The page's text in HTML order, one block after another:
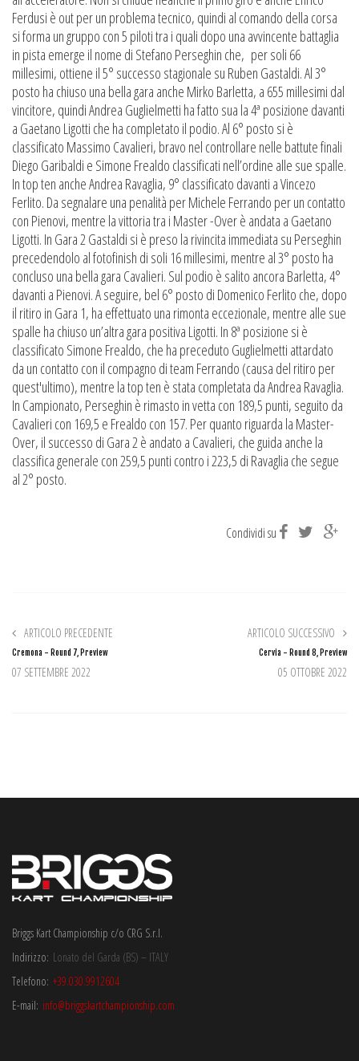
Ferdusi è out per un problema tecnico, quindi al comando della corsa
si forma un gruppo con 5 piloti tra i quali dopo una avvincente battaglia
in pista emerge il nome di Stefano Perseghin che, per soli 66
millesimi, ottiene il 5° successo stagionale su Ruben Gastaldi. Al 3°
posto ha chiuso una bella gara anche Mirko Barletta, a 655 millesimi dal
vincitore, quindi Andrea Guglielmetti ha fatto sua la 4ª posizione davanti
a Gaetano Ligotti che ha completato il podio. Al 6° posto si è
classificato Massimo Cavalieri, bravo nel controllare nelle battute finali
Diego Garibaldi e Simone Frealdo classificati nell’ordine alle sue spalle.
In top ten anche Andrea Ravaglia, 9° classificato davanti a Vincezo
Ferlito. Da segnalare una penalità per Michele Ferrando per un contatto
con Pienovi, mentre la vittoria tra i Master -Over è andata a Gaetano
Ligotti. In Gara 2 Gastaldi si è preso la rivincita immediata su Perseghin
precedendolo al fotofinish di soli 16 millesimi, mentre al 3° posto ha
concluso una bella gara Cavalieri. Sul podio è salito ancora Barletta, 4°
davanti a Pienovi. A seguire, bel 6° posto di Domenico Ferlito che, dopo
il ritiro in Gara 1, ha effettuato una rimonta eccezionale, mentre alle sue
spalle ha chiuso un’altra gara positiva Ligotti. In 8ª posizione si è
classificato Simone Frealdo, che ha preceduto Guglielmetti attardato
da un contatto con il compagno di team Ferrando (causa del ritiro per
quest'ultimo), mentre la top ten è stata completata da Andrea Ravaglia.
In Campionato, Perseghin è rimasto in vetta con 189,5 punti, seguito da
Cavalieri con 169,5 e Frealdo con 157. Per quanto riguarda la Master-
Over, il successo di Gara 2 è andato a Cavalieri, che guida anche la
classifica generale con 259,5 punti contro i 223,5 di Ravaglia che segue
al 2° posto.
Condividi su
ARTICOLO PRECEDENTE
Cremona - Round 7, Preview
07 SETTEMBRE 2022
ARTICOLO SUCCESSIVO
Cervia - Round 8, Preview
05 OTTOBRE 2022
Briggs Kart Championship c/o CRG S.r.l.
Indirizzo: Lonato del Garda (BS) – ITALY
Telefono: +39.030.9912604
E-mail: info@briggskartchampionship.com